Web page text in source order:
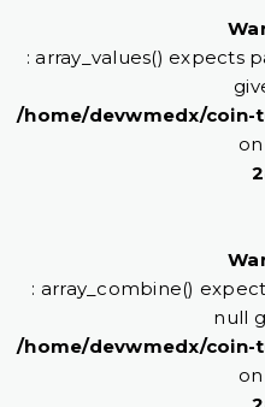
: array_values() expects
/home/devwmedx/
: array_combine()
null
/home/devwmedx/